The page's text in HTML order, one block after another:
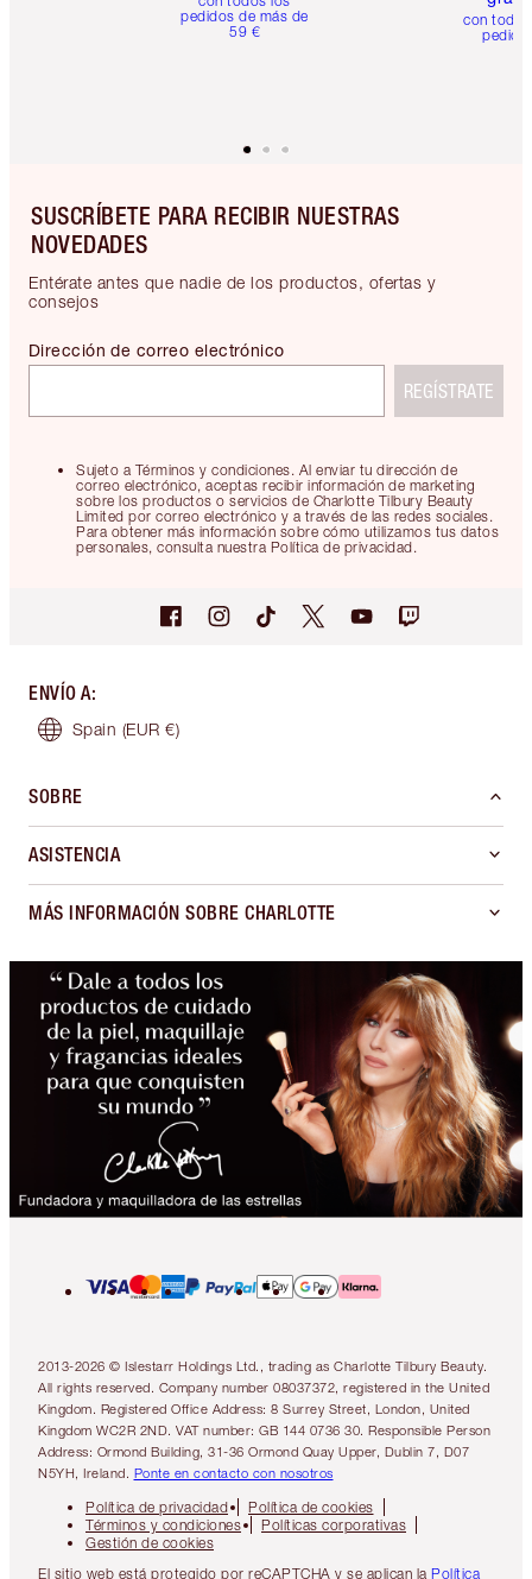
pedidos de más de
59 €
con
SUSCRÍBETE PARA RECIBIR NUESTRAS
NOVEDADES
Entérate antes que nadie de los productos, ofertas y
consejos
Sujeto a Términos y condiciones. Al enviar tu dirección de
correo electrónico, aceptas recibir información de marketing
sobre los productos o servicios de Charlotte Tilbury Beauty
Limited por correo electrónico y a través de las redes sociales.
Para obtener más información sobre cómo utilizamos tus datos
personales, consulta nuestra Política de privacidad.
Dirección de correo electrónico
REGÍSTRATE
ENVÍO A:
Spain (EUR €)
SOBRE
ASISTENCIA
MÁS INFORMACIÓN SOBRE CHARLOTTE
2013-2026 © Islestarr Holdings Ltd., trading as Charlotte Tilbury Beauty.
All rights reserved. Company number 08037372, registered in the United
Kingdom. Registered Office Address: 8 Surrey Street, London, United
Kingdom WC2R 2ND. VAT number: GB 144 0736 30. Responsible Person
Address: Ormond Building, 31-36 Ormond Quay Upper, Dublin 7, D07
N5YH, Ireland. Ponte en contacto con nosotros
Política de privacidad
Política de cookies
Términos y condiciones
Políticas corporativas
Gestión de cookies
El sitio web está protegido por reCAPTCHA y se aplican la Política